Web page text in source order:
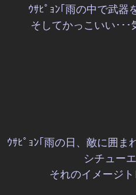
ｳｻﾋﾟｮﾝ｢雨の中で武
そしてかっこいい･･
ｳｻﾋﾟｮﾝ｢雨の日、敵に囲
シチュー
それのイメージ